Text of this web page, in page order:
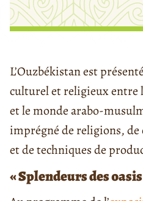
L’Ouzbékistan est
culturel et religieux entre
et le monde arabo-
imprégné de religions,
et de techniques de
« Splendeurs des